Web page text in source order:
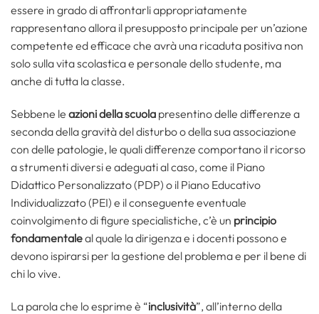
essere in grado di affrontarli appropriatamente
rappresentano allora il presupposto principale per un’azione
competente ed efficace che avrà una ricaduta positiva non
solo sulla vita scolastica e personale dello studente, ma
anche di tutta la classe.
Sebbene le azioni della scuola presentino delle differenze a
seconda della gravità del disturbo o della sua associazione
con delle patologie, le quali differenze comportano il ricorso
a strumenti diversi e adeguati al caso, come il Piano
Didattico Personalizzato (PDP) o il Piano Educativo
Individualizzato (PEI) e il conseguente eventuale
coinvolgimento di figure specialistiche, c’è un principio
fondamentaleal quale la dirigenza e i docenti possono e
devono ispirarsi per la gestione del problema e per il bene di
chi lo vive.
La parola che lo esprime è “inclusività”, all’interno della